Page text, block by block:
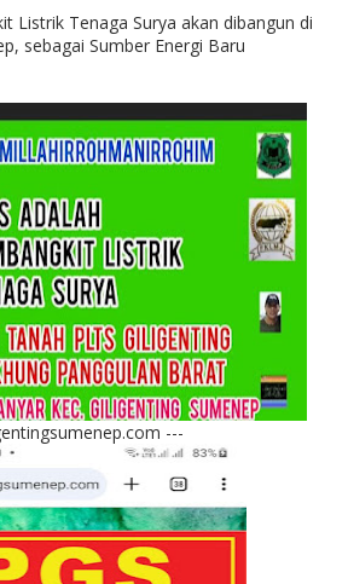
Listrik Tenaga Surya akan dibangun di
sebagai Sumber Energi Baru
---